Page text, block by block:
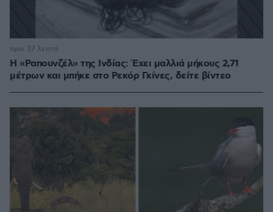
Η «Ραπουνζέλ» της Ινδίας: Έχει μαλλιά μήκους 2,71
μέτρων και μπήκε στο Ρεκόρ Γκίνες, δείτε βίντεο
πριν 37 λεπτά